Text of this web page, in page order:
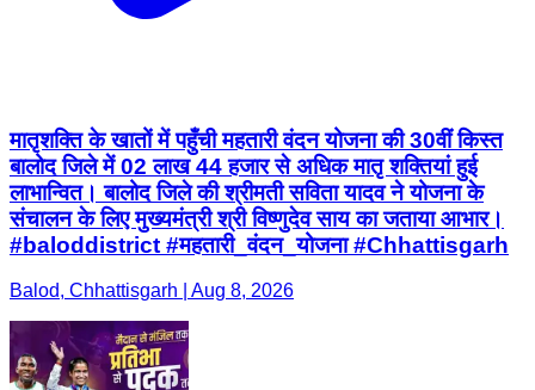
मातृशक्ति के खातों में पहुँची महतारी वंदन योजना की 30वीं किस्त
बालोद जिले में 02 लाख 44 हजार से अधिक मातृ शक्तियां हुई
लाभान्वित। बालोद जिले की श्रीमती सविता यादव ने योजना के
संचालन के लिए मुख्यमंत्री श्री विष्णुदेव साय का जताया आभार।
#baloddistrict #महतारी_वंदन_योजना #Chhattisgarh
Balod, Chhattisgarh | Aug 8, 2026